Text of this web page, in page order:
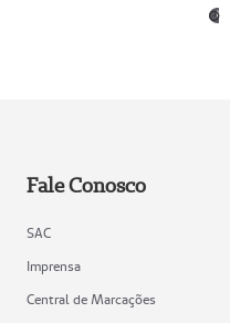
Fale Conosco
SAC
Imprensa
Central de Marcações